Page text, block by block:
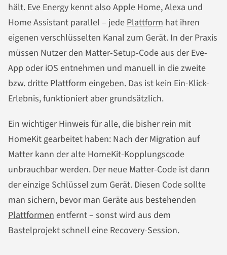
hält. Eve Energy kennt also Apple Home, Alexa und
Home Assistant parallel – jedePlattform hat ihren
eigenen verschlüsselten Kanal zum Gerät. In der Praxis
müssen Nutzer den Matter-Setup-Code aus der Eve-
App oder iOS entnehmen und manuell in die zweite
bzw. dritte Plattform eingeben. Das ist kein Ein-Klick-
Erlebnis, funktioniert aber grundsätzlich.
Ein wichtiger Hinweis für alle, die bisher rein mit
HomeKit gearbeitet haben: Nach der Migration auf
Matter kann der alte HomeKit-Kopplungscode
unbrauchbar werden. Der neue Matter-Code ist dann
der einzige Schlüssel zum Gerät. Diesen Code sollte
man sichern, bevor man Geräte aus bestehenden
Plattformen entfernt – sonst wird aus dem
Bastelprojekt schnell eine Recovery-Session.